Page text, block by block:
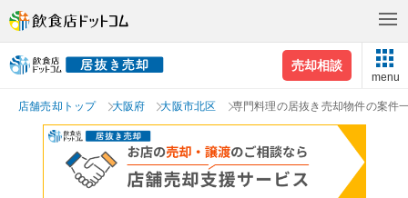
売却相談
menu
店舗売却トップ 大阪府 大阪市北区 専門料理の居抜き売却物件の案件